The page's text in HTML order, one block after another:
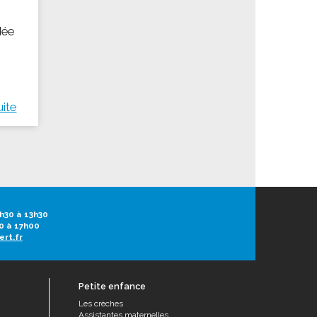
à 13h30
à 17h00
Petite enfance
Les crèches
Assistantes maternelles